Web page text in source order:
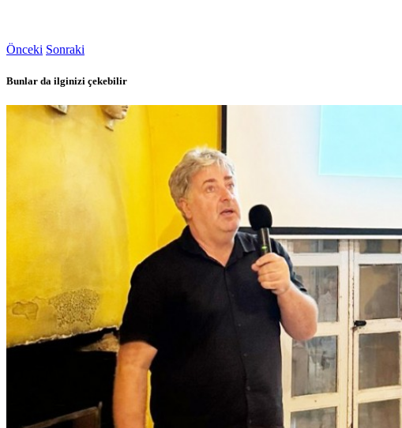
Önceki Sonraki
Bunlar da ilginizi çekebilir